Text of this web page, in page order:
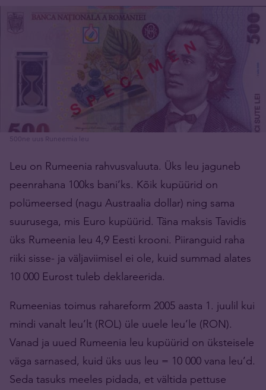
500ne uus Runeemia leu
Leu on Rumeenia rahvusvaluuta. Üks leu jaguneb
peenrahana 100ks bani’ks. Kõik kupüürid on
polümeersed (nagu Austraalia dollar) ning sama
suurusega, mis Euro kupüürid. Täna maksis Tavidis
üks Rumeenia leu 4,9 Eesti krooni. Piiranguid raha
riiki sisse- ja väljaviimisel ei ole, kuid summad alates
10 000 Eurost tuleb deklareerida.
Rumeenias toimus rahareform 2005 aasta 1. juulil kui
mindi vanalt leu’lt (ROL) üle uuele leu’le (RON).
Vanad ja uued Rumeenia leu kupüürid on üksteisele
väga sarnased, kuid üks uus leu = 10 000 vana leu’d.
Seda tasuks meeles pidada, et vältida pettuse